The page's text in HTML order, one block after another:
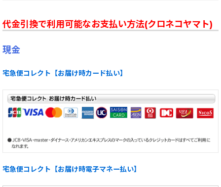
代金引換で利用可能なお支払い方法(クロネコヤマト)
現金
宅急便コレクト【お届け時カード払い】
宅急便コレクト【お届け時電子マネー払い】